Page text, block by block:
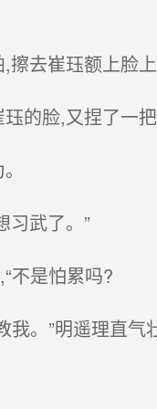
去崔珏额上脸上
的脸,又捏了一把
习武了。”
不是怕累吗?
。”明遥理直气